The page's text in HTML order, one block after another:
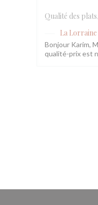
Qualité des
La Lorraine
Bonjour Karim,
qualité-prix est